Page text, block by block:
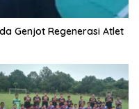
Genjot Regenerasi Atlet